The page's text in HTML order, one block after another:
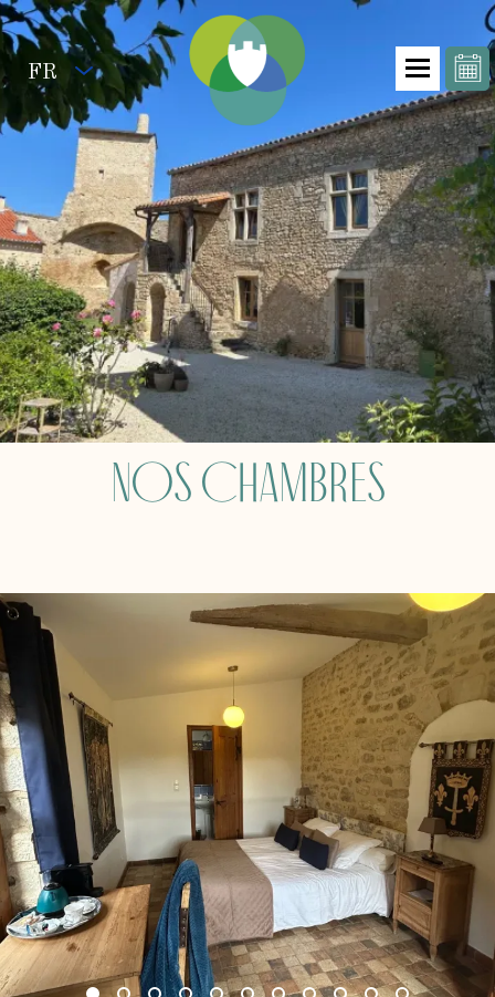
FR
Nos Chambres